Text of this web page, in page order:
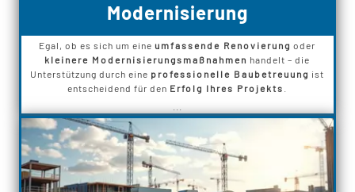
Modernisierung
Egal, ob es sich um eineumfassende Renovierung oder
kleinere Modernisierungsmaßnahmen handelt – die
Unterstützung durch eine professionelle Baubetreuung ist
entscheidend für den Erfolg Ihres Projekts